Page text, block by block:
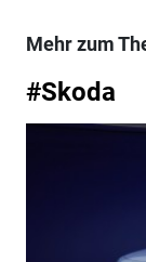
Mehr zum
#Skoda